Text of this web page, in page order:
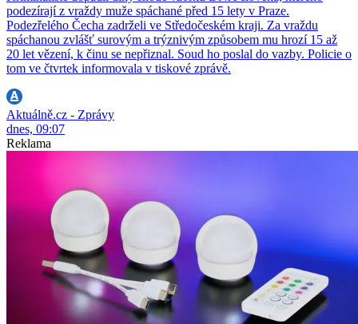
podezírají z vraždy muže spáchané před 15 lety v Praze.
Podezřelého Čecha zadrželi ve Středočeském kraji. Za vraždu
spáchanou zvlášť surovým a trýznivým způsobem mu hrozí 15 až
20 let vězení, k činu se nepřiznal. Soud ho poslal do vazby. Policie o
tom ve čtvrtek informovala v tiskové zprávě.
Aktuálně.cz - Zprávy
dnes, 09:07
Reklama